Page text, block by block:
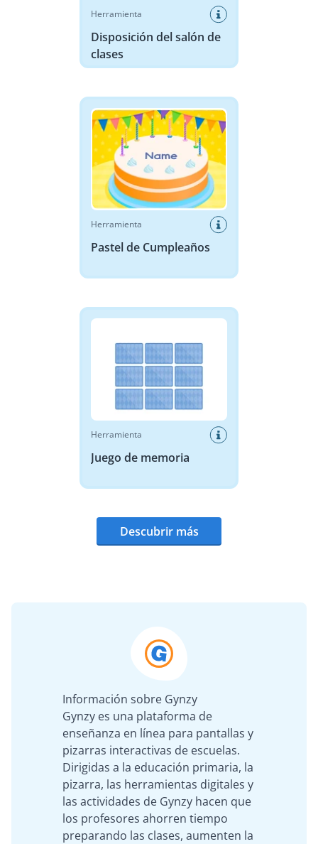
Herramienta
Disposición del salón de
clases
Herramienta
Pastel de Cumpleaños
Herramienta
Juego de memoria
Descubrir más
Información sobre Gynzy
Gynzy es una plataforma de
enseñanza en línea para pantallas y
pizarras interactivas de escuelas.
Dirigidas a la educación primaria, la
pizarra, las herramientas digitales y
las actividades de Gynzy hacen que
los profesores ahorren tiempo
preparando las clases, aumenten la